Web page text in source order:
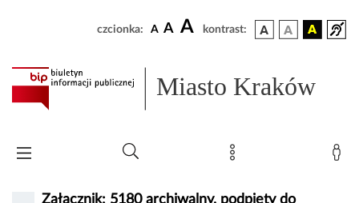
czcionka: A A A kontrast:
Miasto Kraków
Załącznik: 5180 archiwalny, podpięty do